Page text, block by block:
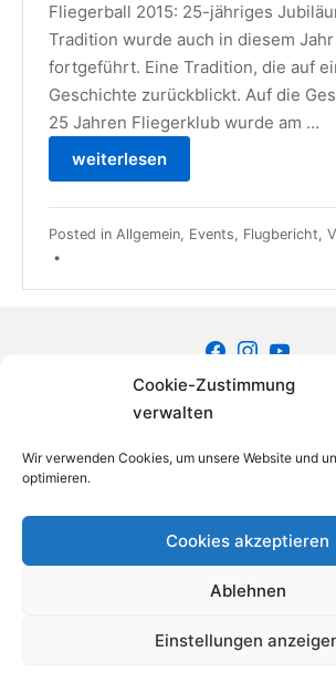
Cookie-Zustimmung
verwalten
Wir verwenden Cookies, um unsere Website und
optimieren.
Cookies akzeptieren
Ablehnen
Einstellungen
Fliegerball 2015: 25-jähriges
Tradition wurde auch in diesem
fortgeführt. Eine Tradition, die auf
Geschichte zurückblickt. Auf die
25 Jahren Fliegerklub wurde am …
weiterlesen
Posted in Allgemein, Events, Flugbericht,
•
FacebookInstagram
Copyright © 2026Fliegerklub Carl